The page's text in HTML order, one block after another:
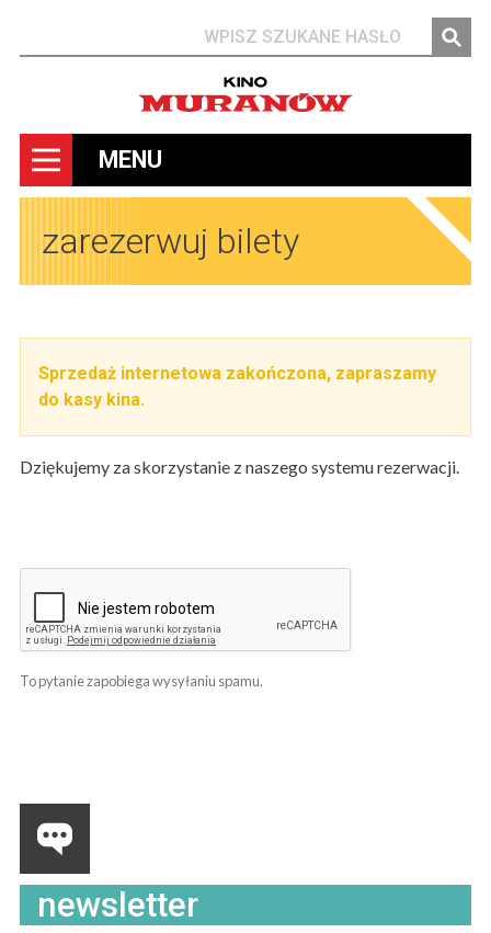
MENU
zarezerwuj bilety
Sprzedaż internetowa zakończona, zapraszamy
do kasy kina.
Dziękujemy za skorzystanie z naszego systemu rezerwacji.
To pytanie zapobiega wysyłaniu spamu.
newsletter